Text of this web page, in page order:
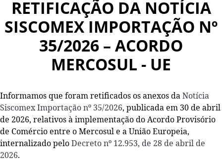
RETIFICAÇÃO DA NOTÍCIA
SISCOMEX IMPORTAÇÃO Nº
35/2026 – ACORDO
MERCOSUL - UE
Informamos que foram retificados os anexos daNotícia
Siscomex Importação nº 35/2026, publicada em 30 de abril
de 2026, relativos à implementação do Acordo Provisório
de Comércio entre o Mercosul e a União Europeia,
internalizado peloDecreto nº 12.953, de 28 de abril de
2026.